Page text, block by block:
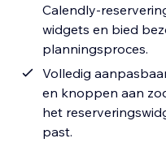
Calendly-
widgets en bied
planningsproces.
Volledig
en knoppen aan
het
past.